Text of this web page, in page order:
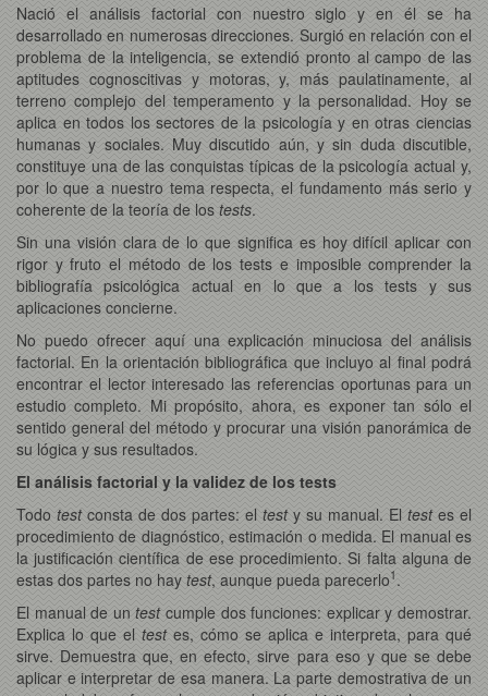
Nació el análisis factorial con nuestro siglo y en él se ha
desarrollado en numerosas direcciones. Surgió en relación con el
problema de la inteligencia, se extendió pronto al campo de las
aptitudes cognoscitivas y motoras, y, más paulatinamente, al
terreno complejo del temperamento y la personalidad. Hoy se
aplica en todos los sectores de la psicología y en otras ciencias
humanas y sociales. Muy discutido aún, y sin duda discutible,
constituye una de las conquistas típicas de la psicología actual y,
por lo que a nuestro tema respecta, el fundamento más serio y
coherente de la teoría de los tests.
Sin una visión clara de lo que significa es hoy difícil aplicar con
rigor y fruto el método de los tests e imposible comprender la
bibliografía psicológica actual en lo que a los tests y sus
aplicaciones concierne.
No puedo ofrecer aquí una explicación minuciosa del análisis
factorial. En la orientación bibliográfica que incluyo al final podrá
encontrar el lector interesado las referencias oportunas para un
estudio completo. Mi propósito, ahora, es exponer tan sólo el
sentido general del método y procurar una visión panorámica de
su lógica y sus resultados.
El análisis factorial y la validez de los tests
Todo testconsta de dos partes: el testy su manual. El testes el
procedimiento de diagnóstico, estimación o medida. El manual es
la justificación científica de ese procedimiento. Si falta alguna de
estas dos partes no hay test, aunque pueda parecerlo1 .
El manual de untestcumple dos funciones: explicar y demostrar.
Explica lo que el testes, cómo se aplica e interpreta, para qué
sirve. Demuestra que, en efecto, sirve para eso y que se debe
aplicar e interpretar de esa manera. La parte demostrativa de un